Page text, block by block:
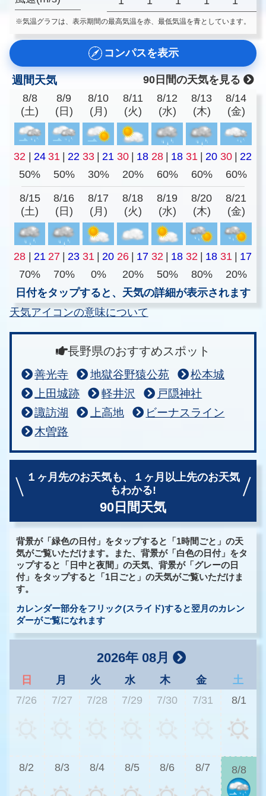
※気温グラフは、表示期間の最高気温を赤、最低気温を青としています。
コンパスを表示
週間天気
90日間の天気を見る
8/8
(土)
8/9
(日)
8/10
(月)
8/11
(火)
8/12
(水)
8/13
(木)
8/14
(金)
32 24 31 22 33 21 30 18 28 18 31 20 30
22
50%
50% 30% 20% 60% 60% 60%
8/15
(土)
8/16
(日)
8/17
(月)
8/18
(火)
8/19
(水)
8/20
(木)
8/21
(金)
28 21 27 23 31 20 26 17 32 18 32 18 31
17
70%
70% 0% 20% 50% 80%
20%
日付をタップすると、天気の詳細が表示されます
天気アイコンの意味について
長野県のおすすめスポット
善光寺 地獄谷野猿公苑
松本城
上田城跡
軽井沢
戸隠神社
諏訪湖
上高地
ビーナスライン
木曽路
１ヶ月先のお天気も、
１ヶ月以上先のお天気
もわかる!
90日間天気
背景が「緑色の日付」をタップすると「1時間ごと」の天
気がご覧いただけます。また、背景が「白色の日付」をタ
ップすると「日中と夜間」の天気、背景が「グレーの日
付」をタップすると「1日ごと」の天気がご覧いただけま
す。
カレンダー部分をフリック(スライド)すると翌月のカレン
ダーがご覧になれます
2026年 08月
日 月 火 水 木 金
土
7/26
7/27 7/28 7/29 7/30 7/31 8/1
8/2 8/3 8/4 8/5 8/6 8/7 8/8